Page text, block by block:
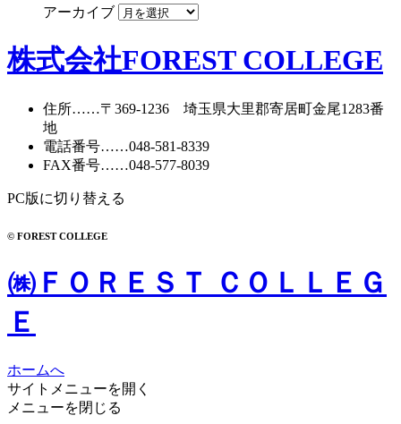
アーカイブ
株式会社FOREST COLLEGE
住所……〒369-1236 埼玉県大里郡寄居町金尾1283番
地
電話番号……048-581-8339
FAX番号……048-577-8039
PC版に切り替える
© FOREST COLLEGE
㈱ＦＯＲＥＳＴ ＣＯＬＬＥＧ
Ｅ
ホームへ
サイトメニューを開く
メニューを閉じる